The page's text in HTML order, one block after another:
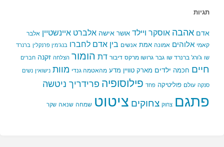
תגיות
אדם אהבה אוסקר ויילד אושר אישה אלברט איינשטיין אלבר
קאמי אלוהים אמונה אמת אנשים בין אדם לחברו בנג'מין פרנקלין ברנרד
שו ג'ורג' ברנרד שו גבר גרושו מרקס דיבור דת הומור הצלחה זקנה חברים
חיים חכמה ילדים מארק טוויין מדע מהאטמה גנדי מוות נישואין נשים
סנקה עולם פוליטיקה פחד פילוסופיה פרידריך ניטשה
פתגם צחוק צחוקים ציטוט שמחה שנאה שקר